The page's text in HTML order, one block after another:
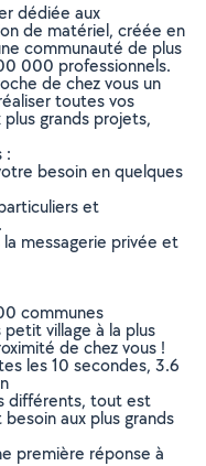
dédiée aux
de matériel, créée en
communauté de plus
000 professionnels.
de chez vous un
toutes vos
grands projets,
:
besoin en quelques
et
messagerie privée et
communes
village à la plus
de chez vous !
les 10 secondes, 3.6
différents, tout est
aux plus grands
première réponse à